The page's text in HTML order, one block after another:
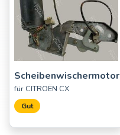
Scheibenwischermotor
für CITROËN CX
Gut